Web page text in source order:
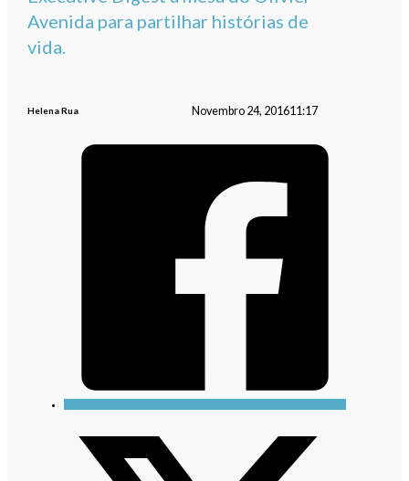
Avenida para partilhar histórias de
vida.
Helena Rua Novembro 24, 201611:17